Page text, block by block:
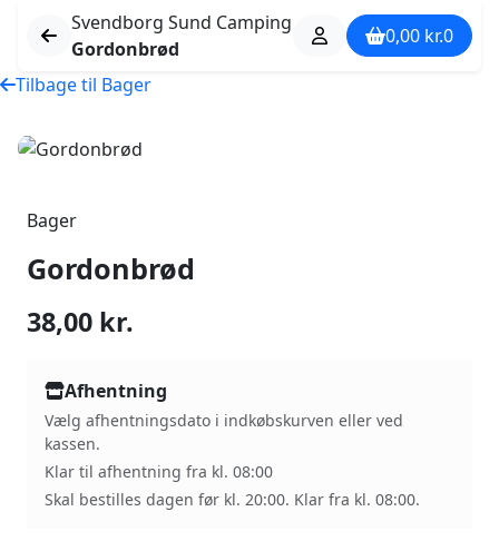
Svendborg Sund Camping
Gordonbrød
0,00 kr.0
Tilbage til Bager
Bager
Gordonbrød
38,00 kr.
Afhentning
Vælg afhentningsdato i indkøbskurven eller ved
kassen.
Klar til afhentning fra kl. 08:00
Skal bestilles dagen før kl. 20:00. Klar fra kl. 08:00.